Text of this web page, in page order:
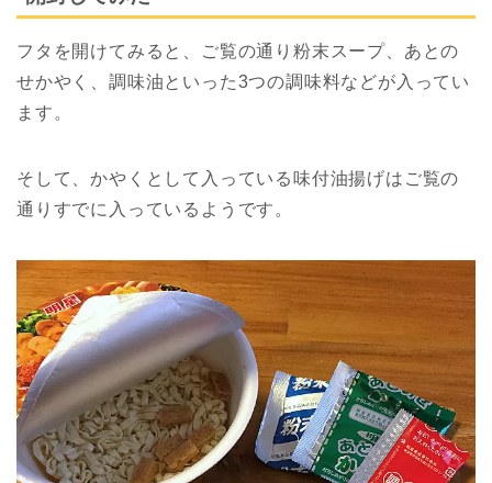
フタを開けてみると、ご覧の通り粉末スープ、あとの
せかやく、調味油といった3つの調味料などが入ってい
ます。
そして、かやくとして入っている味付油揚げはご覧の
通りすでに入っているようです。